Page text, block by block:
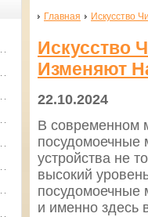
Главная Искусство
Искусство
Изменяют
22.10.2024
В современном
устройства не
высокий
посудомоечные
и именно здесь